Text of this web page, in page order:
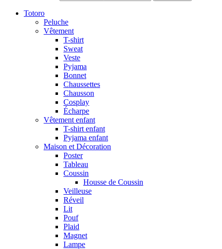
Totoro
Peluche
Vêtement
T-shirt
Sweat
Veste
Pyjama
Bonnet
Chaussettes
Chausson
Cosplay
Écharpe
Vêtement enfant
T-shirt enfant
Pyjama enfant
Maison et Décoration
Poster
Tableau
Coussin
Housse de Coussin
Veilleuse
Réveil
Lit
Pouf
Plaid
Magnet
Lampe